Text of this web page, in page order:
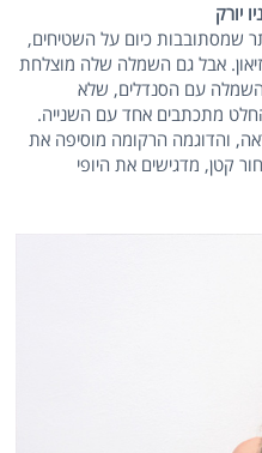
יורק
שמסתובבות כיום על השטיחים,
אבל גם השמלה שלה מוצלחת
השמלה עם הסנדלים, שלא
מתכתבים אחד עם השנייה.
והדוגמה הרקומה מוסיפה את
קטן, מדגישים את היופי